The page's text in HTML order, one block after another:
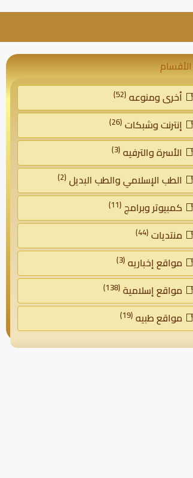
الأقسام
أخرى ومنوعه (52)
إنترنت وشبكات (26)
الأسرة والترفيه (3)
الطب الإسلامي والطب البديل (2)
كمبيوتر وبرامج (11)
منتديات (44)
مواقع إخباريه (3)
مواقع إسلامية (138)
مواقع طبيه (19)